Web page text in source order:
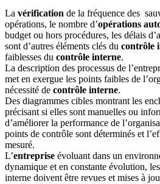
La vérification de la fréquence des
opérations, le nombre d’opérations
budget ou hors procédures, les délais
sont d’autres éléments clés du contrôle
faiblesses du contrôle interne.
La description des processus de
met en exergue les points faibles de
nécessité de contrôle interne.
Des diagrammes cibles montrant les
précisant si elles sont manuelles ou
d’améliorer la performance de
points de contrôle sont déterminés et
mesuré.
L’entreprise évoluant dans un
dynamique et en constante évolution,
interne doivent être revues et mises à